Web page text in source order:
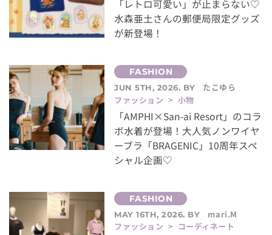
「レトロ可愛い」が止まらない♡
水森亜土さんの郵便局限定グッズ
が新登場！
JUN 5TH, 2026. BY
たこゆら
ファッション > 小物
「AMPHI×San-ai Resort」のコラ
ボ水着が登場！大人気ノンワイヤ
ーブラ「BRAGENIC」10周年スペ
シャル企画♡
MAY 16TH, 2026. BY
mari.M
ファッション > コーディネート